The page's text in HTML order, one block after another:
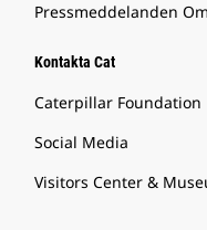
Pressmeddelanden
Kontakta Cat
Caterpillar Foundation
Social Media
Visitors Center &